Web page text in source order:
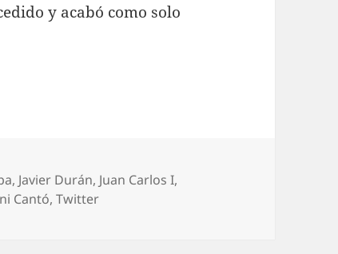
y acabó como solo
, Javier Durán, Juan Carlos I,
Cantó,Twitter